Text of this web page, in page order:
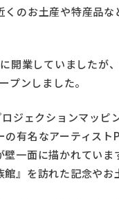
くのお土産や特産品
開業していましたが
プンしました。
ジェクションマッピ
有名なアーティス
一面に描かれてい
』を訪れた記念やお